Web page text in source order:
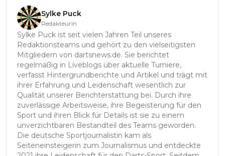
Sylke Puck
Redakteurin
Sylke Puck ist seit vielen Jahren Teil unseres
Redaktionsteams und gehört zu den vielseitigsten
Mitgliedern von dartsnews.de. Sie berichtet
regelmäßig in Liveblogs über aktuelle Turniere,
verfasst Hintergrundberichte und Artikel und trägt mit
ihrer Erfahrung und Leidenschaft wesentlich zur
Qualität unserer Berichterstattung bei. Durch ihre
zuverlässige Arbeitsweise, ihre Begeisterung für den
Sport und ihren Blick für Details ist sie zu einem
unverzichtbaren Bestandteil des Teams geworden.
Die deutsche Sportjournalistin kam als
Seiteneinsteigerin zum Journalismus und entdeckte